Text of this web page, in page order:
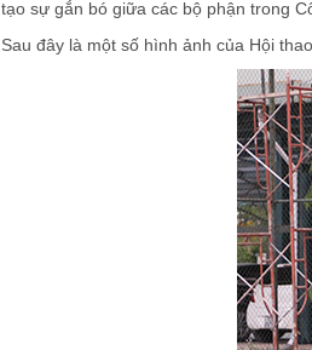
tạo sự gắn bó giữa các bộ phận trong
Sau đây là một số hình ảnh của Hội